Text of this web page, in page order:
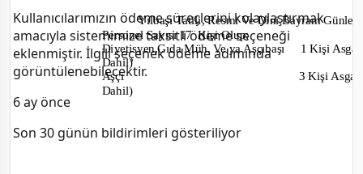
Kullanıcılarımızın ödeme süreçlerini kolaylaştırmak
amacıyla sistemimize taksitli ödeme seçeneği
eklenmiştir. İlgili seçenek ödeme adımında
görüntülenebilecektir.
6 ay önce
Son 30 günün bildirimleri gösteriliyor
Yılbaşı Tatili, Resmi Ve Dini Bayram
Personel Sayısı 17 Kişi Olup;
Diyetisyen,Gıda Müh. Ve ya Aşçıbaşı
1 Kişi
Dahil)
Aşçı
3 Kişi
Dahil)